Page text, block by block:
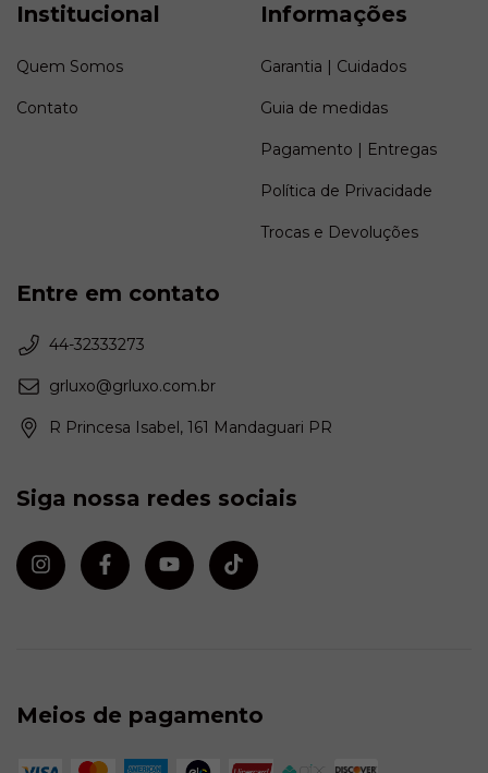
Institucional
Quem Somos
Contato
Informações
Garantia | Cuidados
Guia de medidas
Pagamento | Entregas
Política de Privacidade
Trocas e Devoluções
Entre em contato
44-32333273
grluxo@grluxo.com.br
R Princesa Isabel, 161 Mandaguari PR
Siga nossa redes sociais
Meios de pagamento